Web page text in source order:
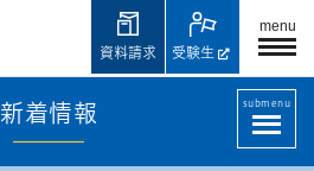
menu
受験生
資料請求
新着情報 submenu